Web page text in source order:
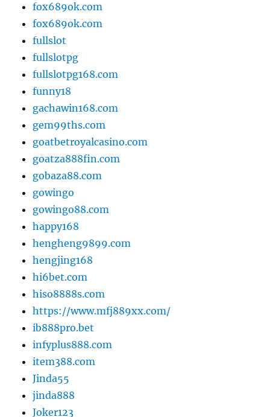
fox689ok.com
fox689ok.com
fullslot
fullslotpg
fullslotpg168.com
funny18
gachawin168.com
gem99ths.com
goatbetroyalcasino.com
goatza888fin.com
gobaza88.com
gowingo
gowingo88.com
happy168
hengheng9899.com
hengjing168
hi6bet.com
hiso8888s.com
https://www.mfj889xx.com/
ib888pro.bet
infyplus888.com
item388.com
Jinda55
jinda888
Joker123